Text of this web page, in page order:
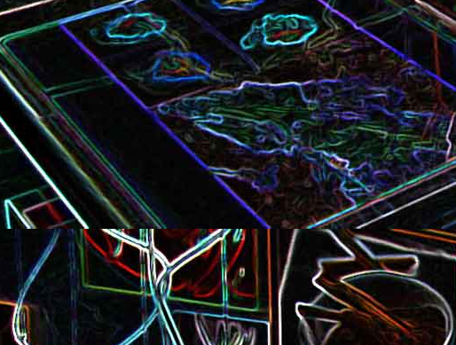
Croque-monsieur à la viande
des grisons, au Comté et aux
noix
Croque-madame aux
épinards et au gingembre